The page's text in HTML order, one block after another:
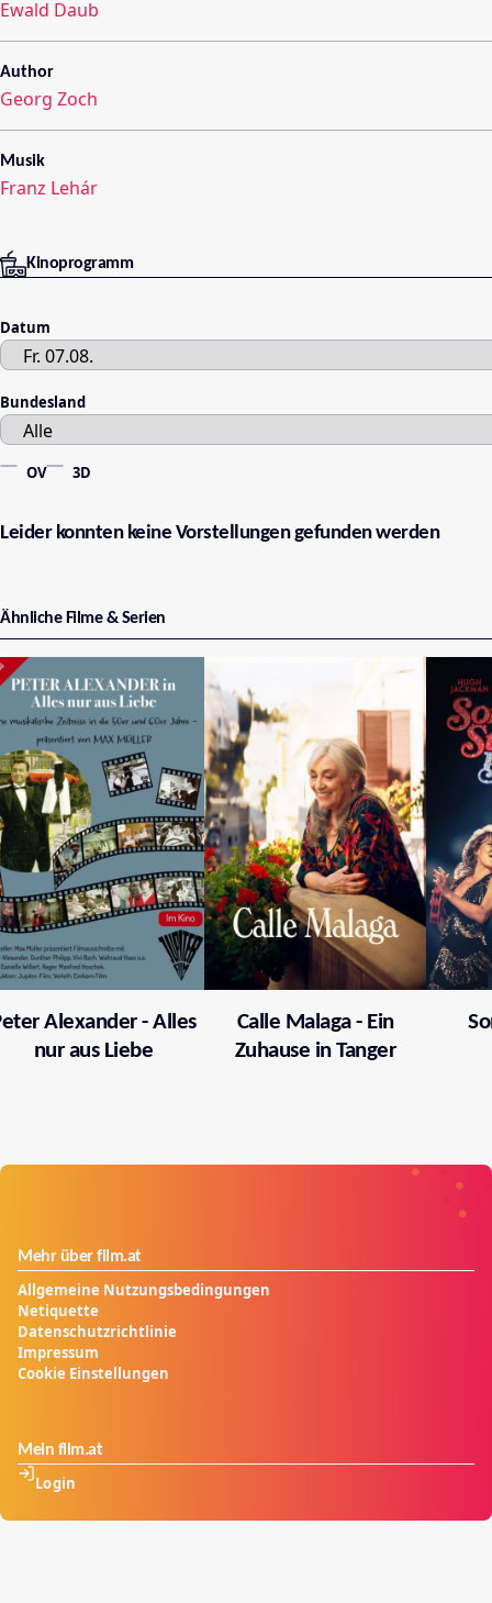
Ewald Daub
Author
Georg Zoch
Musik
Franz Lehár
Kinoprogramm
Datum
Bundesland
OV 3D
Leider konnten keine Vorstellungen gefunden werden
Ähnliche Filme & Serien
Alexander - Alles
nur aus Liebe
Calle Malaga - Ein
Zuhause in Tanger
Mehr über film.at
Allgemeine Nutzungsbedingungen
Netiquette
Datenschutzrichtlinie
Impressum
Cookie Einstellungen
Mein film.at
Login